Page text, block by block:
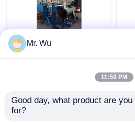
Πρότυπο 680/2000
Cnc 2000mm ελαφριά
Mr. Wu
11:59 PM
Good day, what product are you
for?